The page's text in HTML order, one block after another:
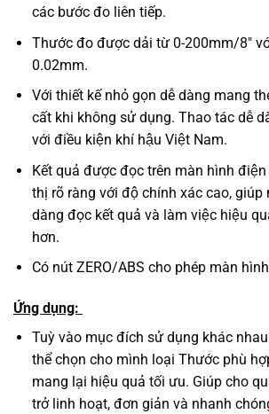
các bước đo liên tiếp.
Thước đo được dải từ 0-200mm/8″
0.02mm.
Với thiết kế nhỏ gọn dễ dàng mang
cất khi không sử dụng. Thao tác dễ
với điều kiện khí hậu Việt Nam.
Kết quả được đọc trên màn hình điện
thị rõ ràng với độ chính xác cao, giúp
dàng đọc kết quả và làm việc hiệu
hơn.
Có nút ZERO/ABS cho phép màn
Ứng dụng:
Tuỳ vào mục đích sử dụng khác
thể chọn cho mình loại Thước phù
mang lại hiệu quả tối ưu. Giúp cho
trở linh hoạt, đơn giản và nhanh